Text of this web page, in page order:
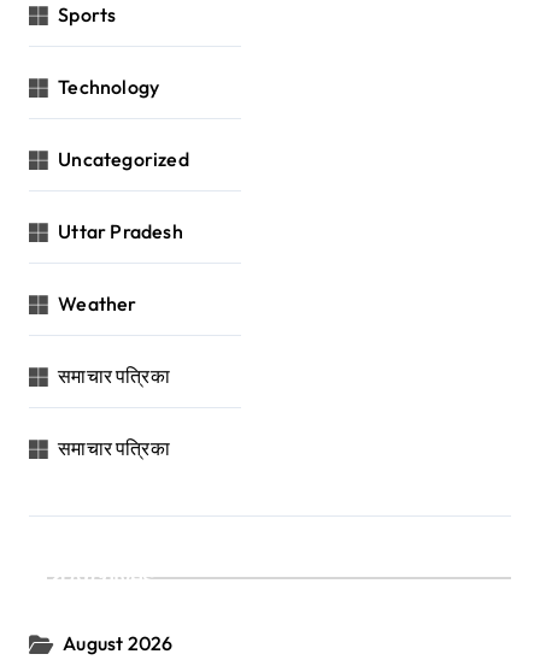
Sports
Technology
Uncategorized
Uttar Pradesh
Weather
समाचार पत्रिका
समाचार पत्रिका
Archives
August 2026